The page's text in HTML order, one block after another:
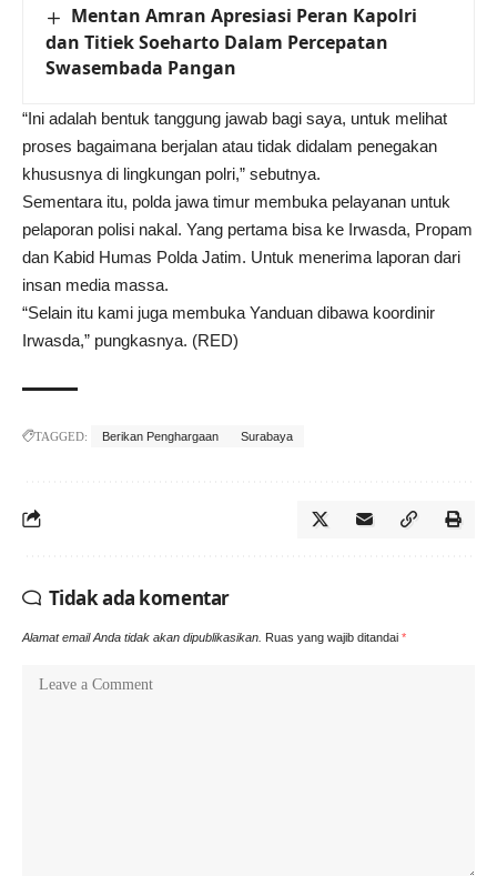
Mentan Amran Apresiasi Peran Kapolri
dan Titiek Soeharto Dalam Percepatan
Swasembada Pangan
“Ini adalah bentuk tanggung jawab bagi saya, untuk melihat
proses bagaimana berjalan atau tidak didalam penegakan
khususnya di lingkungan polri,” sebutnya.
Sementara itu, polda jawa timur membuka pelayanan untuk
pelaporan polisi nakal. Yang pertama bisa ke Irwasda, Propam
dan Kabid Humas Polda Jatim. Untuk menerima laporan dari
insan media massa.
“Selain itu kami juga membuka Yanduan dibawa koordinir
Irwasda,” pungkasnya. (RED)
TAGGED: Berikan Penghargaan Surabaya
Tidak ada komentar
Alamat email Anda tidak akan dipublikasikan. Ruas yang wajib ditandai *